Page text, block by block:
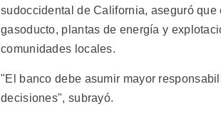
sudoccidental de California, aseguró
gasoducto, plantas de energía y
comunidades locales.
"El banco debe asumir mayor
decisiones", subrayó.